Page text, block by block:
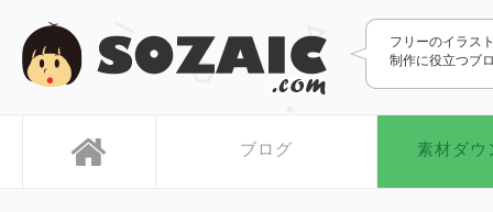
SOZAIC.com
フリーのイラス
制作に役立つブ
ブログ 素材ダウ